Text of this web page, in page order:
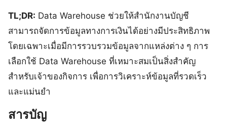
TL;DR: Data Warehouse ช่วยให้สำนักงานบัญชี
สามารถจัดการข้อมูลทางการเงินได้อย่างมีประสิทธิภาพ
โดยเฉพาะเมื่อมีการรวบรวมข้อมูลจากแหล่งต่าง ๆ การ
เลือกใช้ Data Warehouse ที่เหมาะสมเป็นสิ่งสำคัญ
สำหรับเจ้าของกิจการ เพื่อการวิเคราะห์ข้อมูลที่รวดเร็ว
และแม่นยำ
สารบัญ